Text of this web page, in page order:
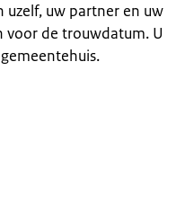
uzelf, uw partner en uw
voor de trouwdatum. U